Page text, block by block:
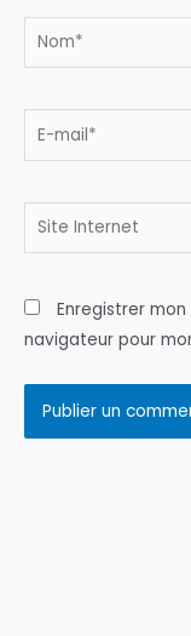
Nom*
E-
Site
Internet
Enregistrer
navigateur pour